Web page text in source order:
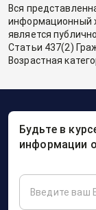
Вся
информационный
является
Статьи 437(2)
Возрастная
Будьте в
информации